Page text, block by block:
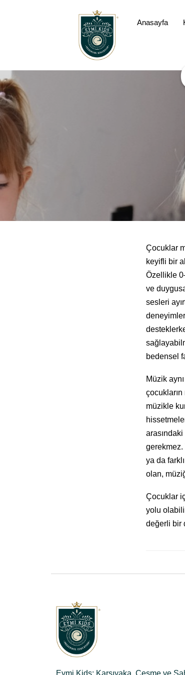
Anasayfa
Çocuklar
keyifli bir
Özellikle
ve
sesleri
bedensel
Müzik
müzikle
gerekmez.
ya da
olan,
Çocuklar
yolu
değerli bir
Eymi Kids; Karşıyaka, Çeşme ve